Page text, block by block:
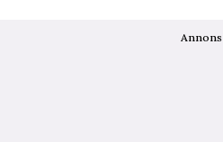
Annons